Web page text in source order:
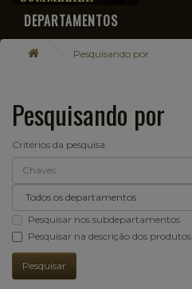
DEPARTAMENTOS
Pesquisando por
Pesquisando por
Critérios da pesquisa:
Pesquisar nos subdepartamentos
Pesquisar na descrição dos produtos